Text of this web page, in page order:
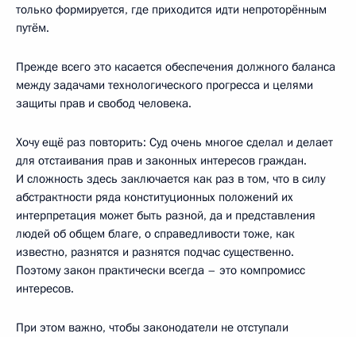
только формируется, где приходится идти непроторённым
путём.
Прежде всего это касается обеспечения должного баланса
между задачами технологического прогресса и целями
защиты прав и свобод человека.
Хочу ещё раз повторить: Суд очень многое сделал и делает
для отстаивания прав и законных интересов граждан.
И сложность здесь заключается как раз в том, что в силу
абстрактности ряда конституционных положений их
интерпретация может быть разной, да и представления
людей об общем благе, о справедливости тоже, как
известно, разнятся и разнятся подчас существенно.
Поэтому закон практически всегда – это компромисс
интересов.
При этом важно, чтобы законодатели не отступали